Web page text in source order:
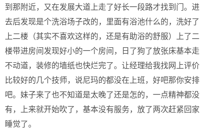
到那附近，又在发展大道上走了好长一段路才找到门。进
去后发现是个洗浴场子改的，里面有浴池什么的，洗好了
上二楼（其实不喜欢这样的，还是有助浴的舒服）上了二
楼带进房间发现好小的一个房间，日了狗了放张床基本走
不动道，装修的墙纸也快烂完了。让经理给我找网上评价
比较好的几个技师，说尼玛的都没在上班，好吧那你安排
吧。妹子来了也不知道是太晚了还是怎的，一点精神都没
有，上来就开始吹了，基本没有服务，放了两次赶紧回家
睡觉了。